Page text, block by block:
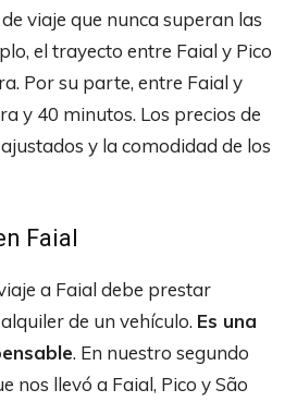
viaje que nunca superan las
el trayecto entre Faial y Pico
Por su parte, entre Faial y
y 40 minutos. Los precios de
y la comodidad de los
Faial
a Faial debe prestar
de un vehículo. Es una
. En nuestro segundo
nos llevó a Faial, Pico y São